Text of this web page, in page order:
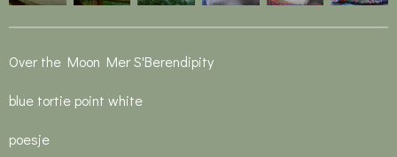
Over the Moon Mer S'Berendipity
blue tortie point white
poesje